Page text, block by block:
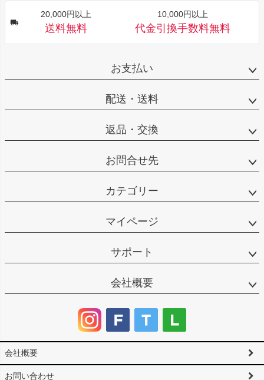
20,000円以上
送料無料
10,000円以上
代金引換手数料無料
お支払い
配送・送料
返品・交換
お問合せ先
カテゴリー
マイページ
サポート
会社概要
会社概要
お問い合わせ